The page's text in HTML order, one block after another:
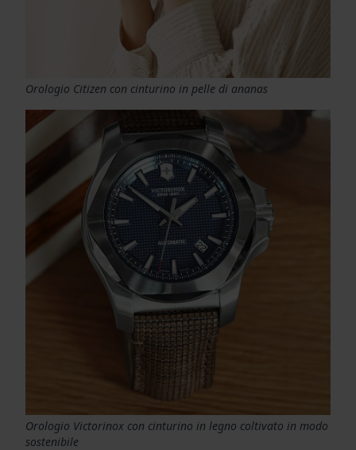
Orologio Citizen con cinturino in pelle di ananas
Orologio Victorinox con cinturino in legno coltivato in modo
sostenibile